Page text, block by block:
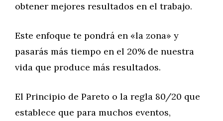
obtener mejores resultados en el trabajo.
Este enfoque te pondrá en «la zona» y
pasarás más tiempo en el 20% de nuestra
vida que produce más resultados.
El Principio de Pareto o la regla 80/20 que
establece que para muchos eventos,